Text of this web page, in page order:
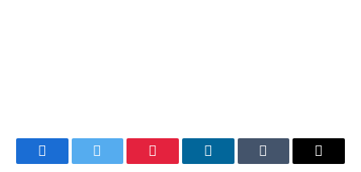
FacebookTwitter Pinterest LinkedInTumblr
E-